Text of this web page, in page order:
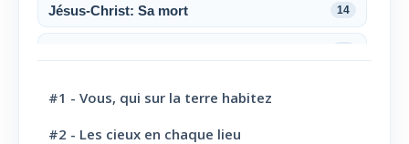
Jésus-Christ: Sa mort 14
Jésus-Christ: Son sacerdoce
Jésus-Christ: Son Amour
#1 - Vous, qui sur la terre habitez
#2 - Les cieux en chaque lieu